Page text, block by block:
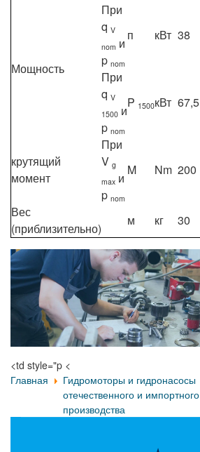
Мощность
При
q V
nom и
p nom
п кВт 38
При
q V
1500 и
p nom
P 1500кВт 67,5
крутящий
момент
При
V g
max и
p nom
M Nm 200
Вес
(приблизительно)
м кг 30
<td style="p <
Главная
Гидромоторы и гидронасосы
отечественного и импортного
производства